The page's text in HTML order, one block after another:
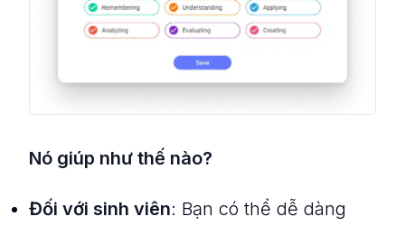
Nó giúp như thế nào?
Đối với sinh viên: Bạn có thể dễ dàng